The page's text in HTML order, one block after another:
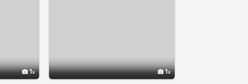
1 1